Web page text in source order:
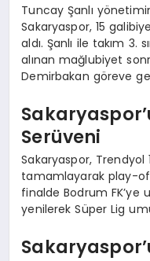
Tuncay Şanlı
Sakaryaspor, 15
aldı. Şanlı ile takım
alınan mağlubiyet
Demirbakan göreve
Serüveni
Sakaryaspor, Trendyol
tamamlayarak play-
finalde Bodrum FK’ye
yenilerek Süper Lig